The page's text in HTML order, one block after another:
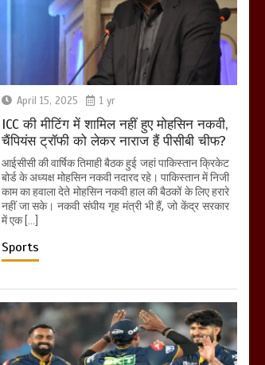
April 15, 2025 1 yr
ICC की मीटिंग में शामिल नहीं हुए मोहसिन नकवी,
चैंपियंस ट्रॉफी को लेकर नाराज हैं पीसीबी चीफ?
आईसीसी की वार्षिक तिमाही बैठक हुई जहां पाकिस्तान क्रिकेट
बोर्ड के अध्यक्ष मोहसिन नकवी नदारद रहे। पाकिस्तान में निजी
काम का हवाला देते मोहसिन नकवी हाल की बैठकों के लिए हरारे
नहीं जा सके। नकवी संघीय गृह मंत्री भी हैं, जो केंद्र सरकार
में एक […]
Sports